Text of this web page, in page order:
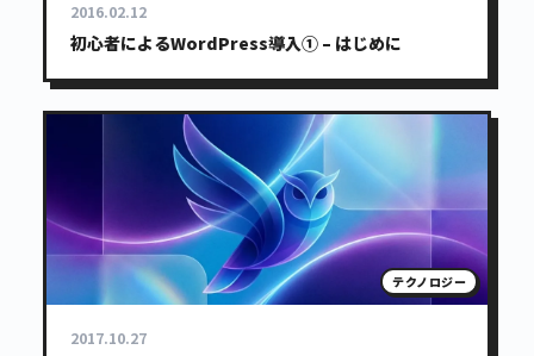
2016.02.12
初心者によるWordPress導入① – はじめに
テクノロジー
2017.10.27